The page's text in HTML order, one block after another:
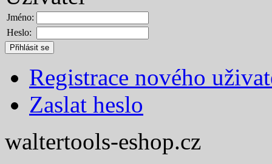
Jméno:
Heslo:
Registrace nového
Zaslat heslo
waltertools-eshop.cz